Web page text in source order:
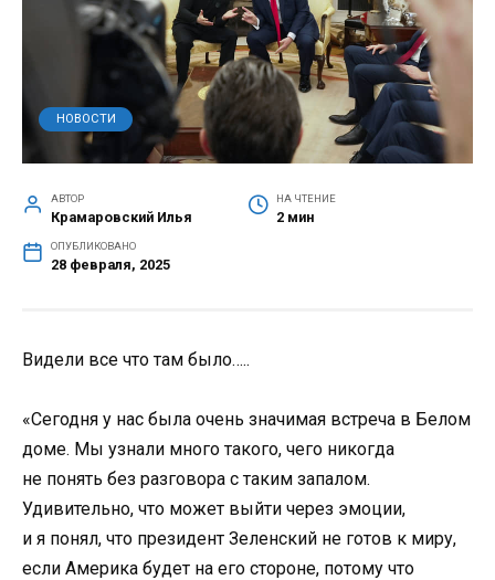
НОВОСТИ
АВТОР
Крамаровский Илья
НА ЧТЕНИЕ
2 мин
ОПУБЛИКОВАНО
28 февраля, 2025
Видели все что там было…..
«Сегодня у нас была очень значимая встреча в Белом
доме. Мы узнали много такого, чего никогда
не понять без разговора с таким запалом.
Удивительно, что может выйти через эмоции,
и я понял, что президент Зеленский не готов к миру,
если Америка будет на его стороне, потому что